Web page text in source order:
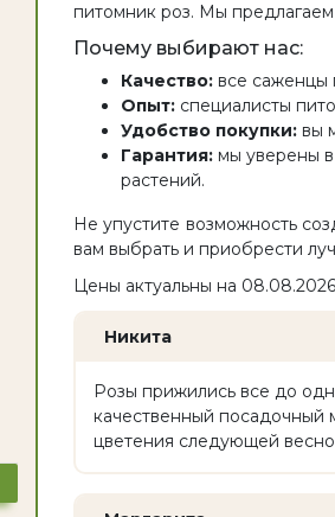
питомник роз. Мы
Почему выбирают нас:
Качество: все саженцы
Опыт: специалисты
Удобство покупки: вы
Гарантия: мы уверены
растений.
Не упустите возможность
вам выбрать и приобрести
Цены актуальны на 08.08.2026
Никита
Розы прижились все до
качественный посадочный
цветения следующей